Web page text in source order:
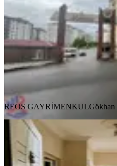
Onikişubat,
4+1·220 m²·
31.500 ₺
REOS GAYRİMENKUL
REOS GAYRİMENKUL
YENİ
Reos Tan
Onikişubat,